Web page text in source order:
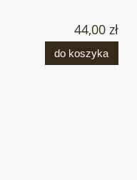
44,00 zł
do koszyka